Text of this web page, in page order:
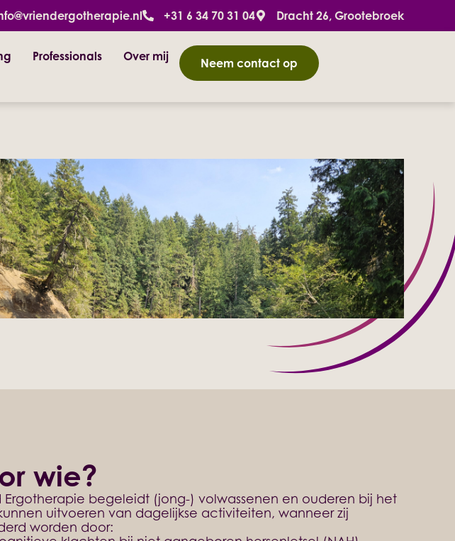
+31 6 34 70 31 04 Dracht 26, Grootebroek
Professionals Over mij Neem contact op
wie?
Ergotherapie begeleidt (jong-) volwassenen en ouderen bij het
uitvoeren van dagelijkse activiteiten, wanneer zij
worden door: